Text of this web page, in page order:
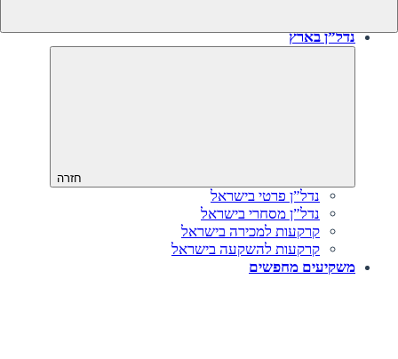
נדל”ן בארץ
חזרה
נדל”ן פרטי בישראל
נדל”ן מסחרי בישראל
קרקעות למכירה בישראל
קרקעות להשקעה בישראל
משקיעים מחפשים